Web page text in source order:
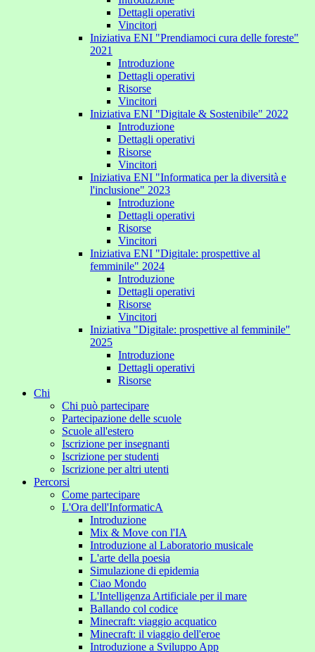
Dettagli operativi
Vincitori
Iniziativa ENI "Prendiamoci cura delle foreste"
2021
Introduzione
Dettagli operativi
Risorse
Vincitori
Iniziativa ENI "Digitale & Sostenibile" 2022
Introduzione
Dettagli operativi
Risorse
Vincitori
Iniziativa ENI "Informatica per la diversità e
l'inclusione" 2023
Introduzione
Dettagli operativi
Risorse
Vincitori
Iniziativa ENI "Digitale: prospettive al
femminile" 2024
Introduzione
Dettagli operativi
Risorse
Vincitori
Iniziativa "Digitale: prospettive al femminile"
2025
Introduzione
Dettagli operativi
Risorse
Chi
Chi può partecipare
Partecipazione delle scuole
Scuole all'estero
Iscrizione per insegnanti
Iscrizione per studenti
Iscrizione per altri utenti
Percorsi
Come partecipare
L'Ora dell'InformaticA
Introduzione
Mix & Move con l'IA
Introduzione al Laboratorio musicale
L'arte della poesia
Simulazione di epidemia
Ciao Mondo
L'Intelligenza Artificiale per il mare
Ballando col codice
Minecraft: viaggio acquatico
Minecraft: il viaggio dell'eroe
Introduzione a Sviluppo App